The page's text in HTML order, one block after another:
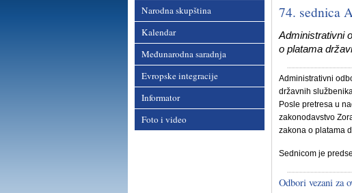
Narodna skupština
Kalendar
Međunarodna saradnja
Evropske integracije
Informator
Foto i video
74. sednica
Administrativni
o platama
Administrativni
državnih
Posle pretresa u
zakonodavstvo
zakona o platama
Sednicom je
Odbori vezani za